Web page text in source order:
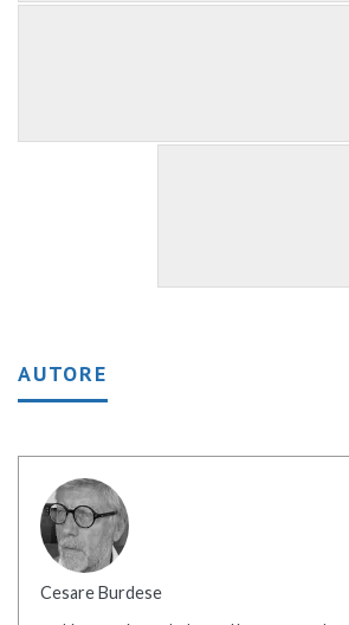
AUTORE
Cesare Burdese